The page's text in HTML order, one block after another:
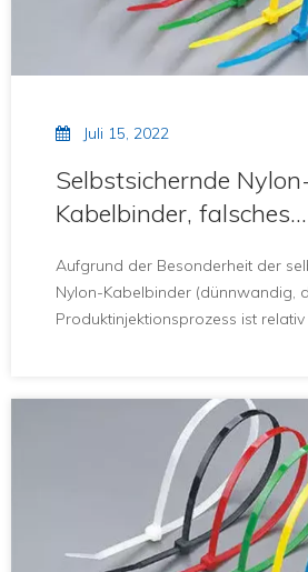
Juli 15, 2022
Selbstsichernde
Kabelbinder, falsches
Aufgrund der Besonderheit der
Nylon-Kabelbinder (dünnwandig,
Produktinjektionsprozess ist
selbstsichernden Nylon-
Blick darauf werfen.